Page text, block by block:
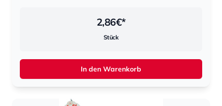
2,86€*
Stück
In den Warenkorb